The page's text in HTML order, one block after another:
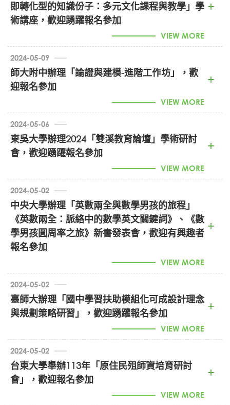
師資潛能測驗系統導讀說明 (PDF)
即轉化型的知識份子：多元文化課程與教學」學
術講座，歡迎踴躍報名參加
VIEW MORE
彰師大多元文化課程與教學講座 (PDF)
2024-05-09
師大附中辦理「論證與建模-進階工作坊」，歡
迎報名參加
VIEW MORE
論證與建膜工作坊實施計畫 (PDF)
2024-05-06
東吳大學辦理2024「雙溪教育論壇」學術研討
會，歡迎踴躍報名參加
VIEW MORE
113雙溪論壇徵稿 (PDF)
2024-05-02
中央大學辦理「英數兩全與數學男孩的旅程」
《英數兩全：脈絡中的數學英文關鍵詞》、《數
學男孩圓周率之旅》新書發表會，歡迎有興趣者
報名參加
VIEW MORE
數學男孩圓週率之旅新書發表會 (PDF)
2024-05-02
臺師大辦理「國中學習扶助模組化可成設計理念
與規劃策略研習」，歡迎踴躍報名參加
VIEW MORE
國中扶助學習模組徵選簡章 (PDF)
2024-05-02
台東大學舉辦113年「原住民殂師資培育研討
會」，歡迎報名參加
VIEW MORE